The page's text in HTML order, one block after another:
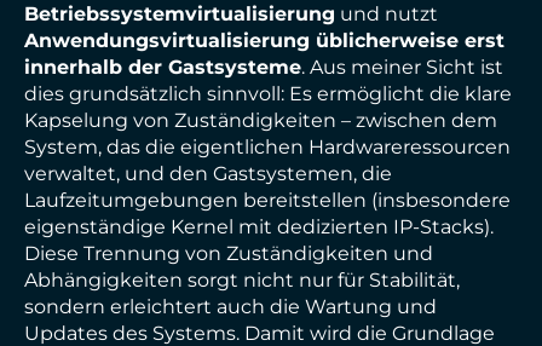
Betriebssystemvirtualisierung und nutzt
Anwendungsvirtualisierung üblicherweise erst
innerhalb der Gastsysteme. Aus meiner Sicht ist
dies grundsätzlich sinnvoll: Es ermöglicht die klare
Kapselung von Zuständigkeiten – zwischen dem
System, das die eigentlichen Hardwareressourcen
verwaltet, und den Gastsystemen, die
Laufzeitumgebungen bereitstellen (insbesondere
eigenständige Kernel mit dedizierten IP-Stacks).
Diese Trennung von Zuständigkeiten und
Abhängigkeiten sorgt nicht nur für Stabilität,
sondern erleichtert auch die Wartung und
Updates des Systems. Damit wird die Grundlage